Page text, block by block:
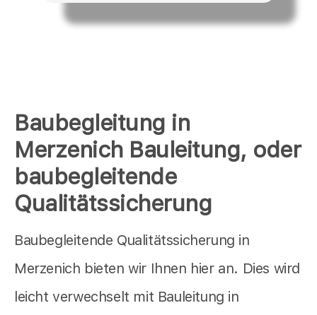
Baubegleitung in
Merzenich Bauleitung, oder
baubegleitende
Qualitätssicherung
Baubegleitende Qualitätssicherung in
Merzenich bieten wir Ihnen hier an. Dies wird
leicht verwechselt mit Bauleitung in